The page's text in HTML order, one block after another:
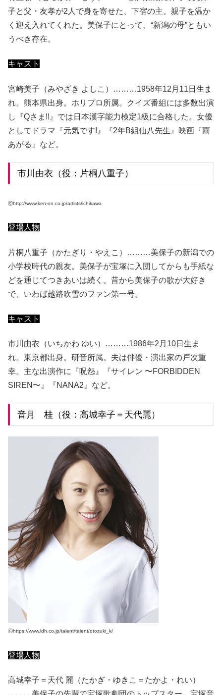
子と父・友孝が2人で身を寄せた、下宿の主。親子を温か
く迎え入れてくれた。美保子にとって、“新潟の母”ともい
うべき存在。
キャスト
宮崎美子（みやざき よしこ）………1958年12月11日生ま
れ。熊本県出身。ホリプロ所属。クイズ番組には多数出演
し『Qさま!!』では日本漢字能力検定1級に合格した。女優
としてドラマ『元気です!』『2年B組仙八先生』映画『雨
あがる』など。
市川由衣（役：片桐八重子）
ⓒhttp://www.ken-on.co.jp/artists/ichikawa
登場人物
片桐八重子（かたぎり・やえこ）………美保子の新潟での
小学校時代の親友。美保子が宝塚に入団してからも手紙な
どを通じてつきあいは続く。昔から美保子の歌が大好き
で、いわば越路吹雪のファン第一号。
キャスト
市川由衣（いちかわ ゆい）………1986年2月10日生ま
れ。東京都出身。研音所属。夫は俳優・演出家の戸次重
幸。主な出演作に『呪怨』『サイレン 〜FORBIDDEN
SIREN〜』『NANA2』など。
音月 桂（役：高城幸子＝天代麗）
ⓒhttps://www.ldh.co.jp/talent/talent/otozuki_k/
登場人物
高城幸子＝天代 麗（たかぎ・ゆきこ＝たかよ・れい）